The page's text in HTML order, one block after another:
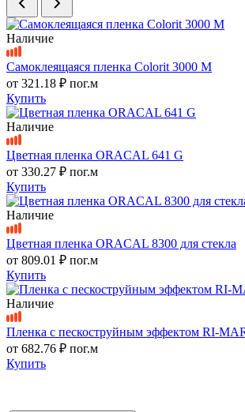
Наличие
Самоклеящаяся пленка Colorit 3000 M
от 321.18 ₽ пог.м
Купить
Наличие
Цветная пленка ORACAL 641 G
от 330.27 ₽ пог.м
Купить
Наличие
Цветная пленка ORACAL 8300 для стекла
от 809.01 ₽ пог.м
Купить
Наличие
Пленка с пескоструйным эффектом RI-
от 682.76 ₽ пог.м
Купить